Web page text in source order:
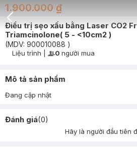
Back Icon
1.900.000 ₫
Điều trị sẹo xấu bằng Laser CO2
Triamcinolone( 5 - <10cm2 )
(MDV: 900010088 )
Timer Gray Icon
Liệu trình User Product Icon
0 người mua
Mô tả sản phẩm
Đang cập nhật
Đánh giá(0)
Hãy là người đầu tiên